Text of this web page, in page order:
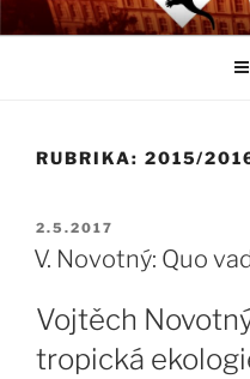
k
Určeno všem zájemcům o
RUBRIKA: 2015/
PUBLIKOVÁNO
2.5.2017
V. Novotný: Quo
Vojtěch
tropická